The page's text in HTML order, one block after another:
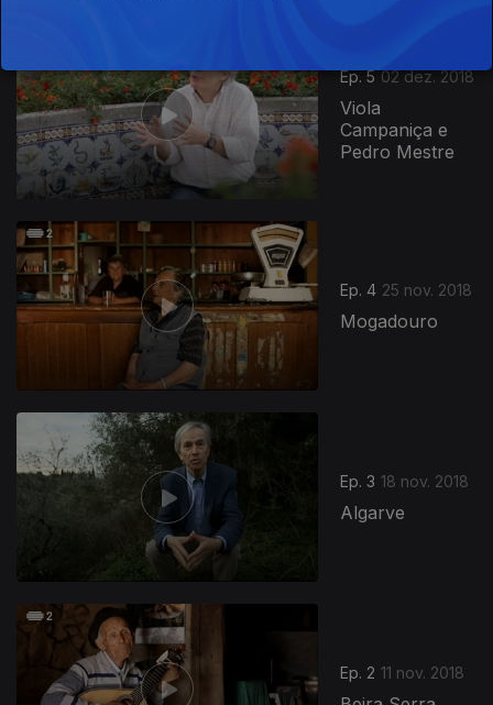
Ep. 5 02 dez. 2018
Viola
Campaniça e
Pedro Mestre
Ep. 4 25 nov. 2018
Mogadouro
Ep. 3 18 nov. 2018
Algarve
375092
Ep. 2 11 nov. 2018